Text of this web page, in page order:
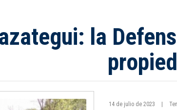
la
14 de julio de 2023